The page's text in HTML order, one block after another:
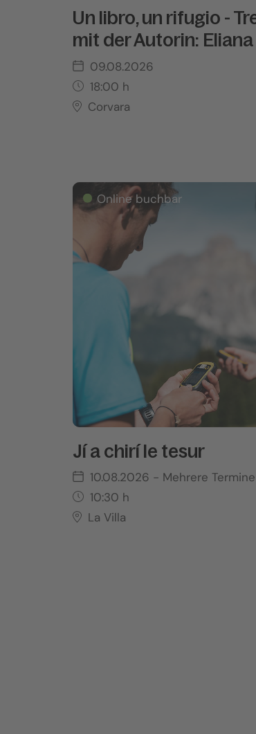
Un libro, un rifugio -
mit der Autorin:
09.08.2026
18:00 h
Corvara
Online buchbar
Jí a chirí le tesur
10.08.2026 - Mehrere Termine
10:30 h
La Villa